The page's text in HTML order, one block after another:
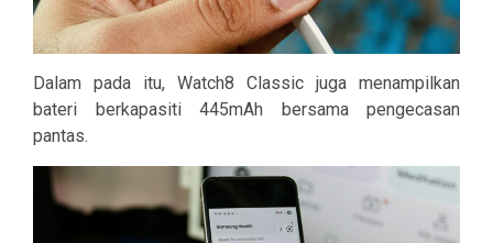
Dalam pada itu, Watch8 Classic juga menampilkan
bateri berkapasiti 445mAh bersama pengecasan
pantas.